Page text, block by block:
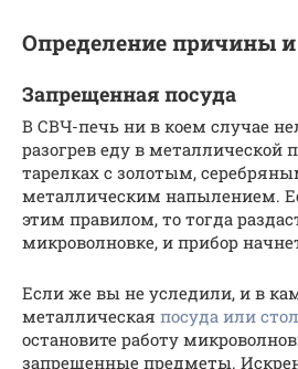
Определение причины и
Запрещенная посуда
В СВЧ-печь ни в коем случае
разогрев еду в металлической
тарелках с золотым,
металлическим напылением.
этим правилом, то тогда
микроволновке, и прибор
Если же вы не уследили, и в
металлическая посуда или
остановите работу
запрещенные предметы.